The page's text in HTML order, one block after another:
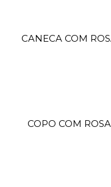
CANECA COM
COPO COM